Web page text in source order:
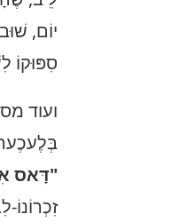
יוֹם,
סִפּוּקוֹ
ועוד
"דָּאס